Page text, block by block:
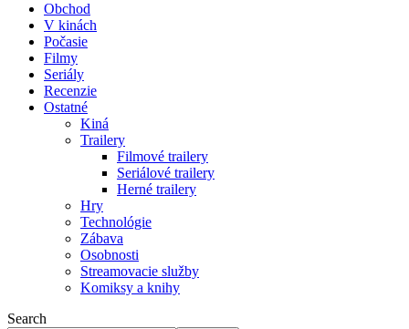
Obchod
V kinách
Počasie
Filmy
Seriály
Recenzie
Ostatné
Kiná
Trailery
Filmové trailery
Seriálové trailery
Herné trailery
Hry
Technológie
Zábava
Osobnosti
Streamovacie služby
Komiksy a knihy
Search